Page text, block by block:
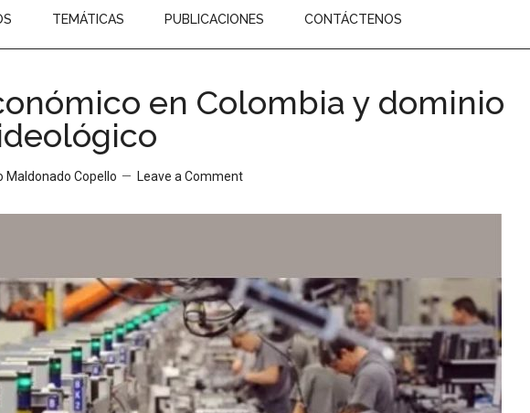
TEMÁTICAS PUBLICACIONES CONTÁCTENOS
en Colombia y dominio
Maldonado Copello Leave a Comment